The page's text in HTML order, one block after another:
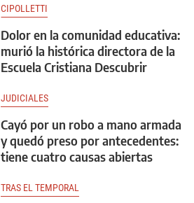
CIPOLLETTI
Dolor en la comunidad educativa:
murió la histórica directora de la
Escuela Cristiana Descubrir
JUDICIALES
Cayó por un robo a mano armada
y quedó preso por antecedentes:
tiene cuatro causas abiertas
TRAS EL TEMPORAL